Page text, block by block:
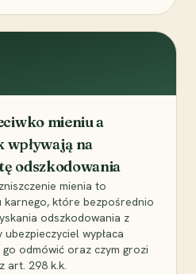
mieniu a
wpływają na
odszkodowania
mienia to
karnego, które bezpośrednio
odszkodowania z
wypłaca
odmówić oraz czym grozi
art. 298 k.k.